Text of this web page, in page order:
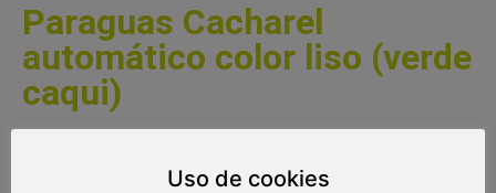
Paraguas Cacharel
automático color liso (verde
caqui)
apertura automática. Un elegante paraguas liso de color
Uso de cookies